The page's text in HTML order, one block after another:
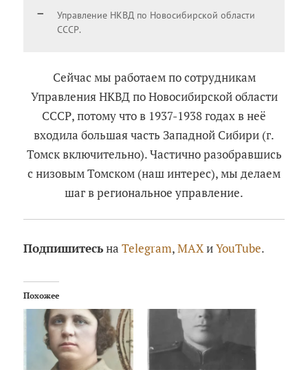
Управление НКВД по Новосибирской области
СССР.
Сейчас мы работаем по сотрудникам
Управления НКВД по Новосибирской области
СССР, потому что в 1937-1938 годах в неё
входила большая часть Западной Сибири (г.
Томск включительно). Частично разобравшись
с низовым Томском (наш интерес), мы делаем
шаг в региональное управление.
ПодпишитесьнаTelegram,MAXиYouTube.
Похожее